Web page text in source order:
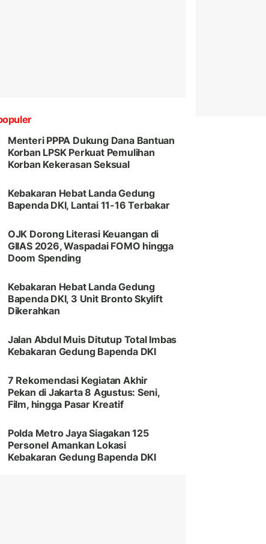
Menteri PPPA Dukung Dana Bantuan
Korban LPSK Perkuat Pemulihan
Korban Kekerasan Seksual
Kebakaran Hebat Landa Gedung
Bapenda DKI, Lantai 11-16 Terbakar
OJK Dorong Literasi Keuangan di
GIIAS 2026, Waspadai FOMO hingga
Doom Spending
Kebakaran Hebat Landa Gedung
Bapenda DKI, 3 Unit Bronto Skylift
Dikerahkan
Jalan Abdul Muis Ditutup Total Imbas
Kebakaran Gedung Bapenda DKI
7 Rekomendasi Kegiatan Akhir
Pekan di Jakarta 8 Agustus: Seni,
Film, hingga Pasar Kreatif
Polda Metro Jaya Siagakan 125
Personel Amankan Lokasi
Kebakaran Gedung Bapenda DKI